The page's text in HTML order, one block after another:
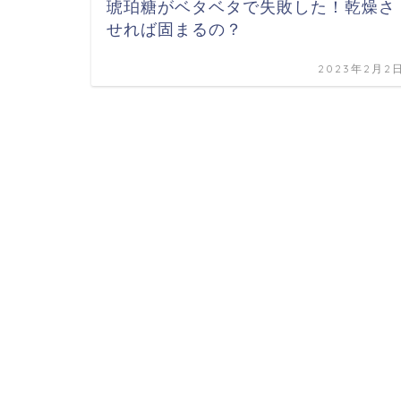
琥珀糖がベタベタで失敗した！乾燥さ
せれば固まるの？
2023年2月2